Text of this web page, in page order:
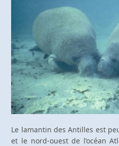
Le lamantin des Antilles est
et le nord-ouest de l’océan